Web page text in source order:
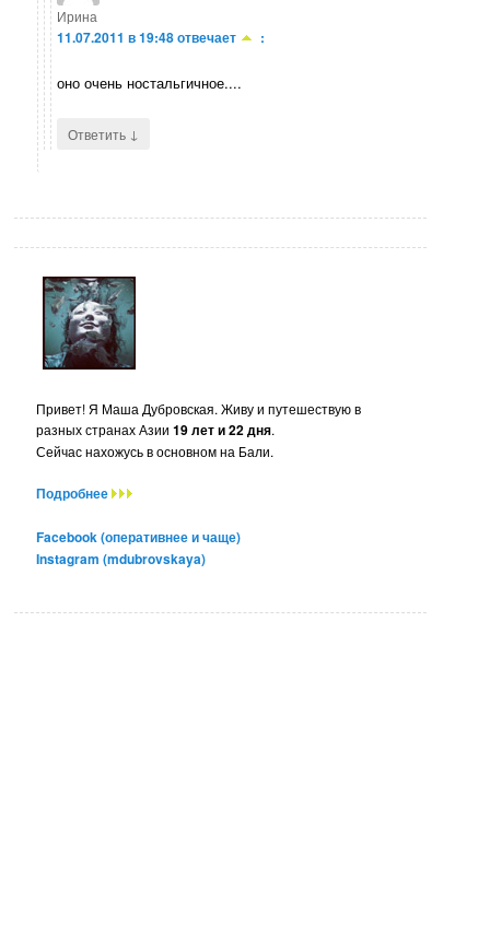
Ирина
11.07.2011 в 19:48отвечает :
оно очень ностальгичное....
Ответить ↓
Привет! Я Маша Дубровская. Живу и путешествую в
разных странах Азии19 лет и 22 дня.
Сейчас нахожусь в основном на Бали.
Подробнее
Facebook (оперативнее и чаще)
Instagram (mdubrovskaya)